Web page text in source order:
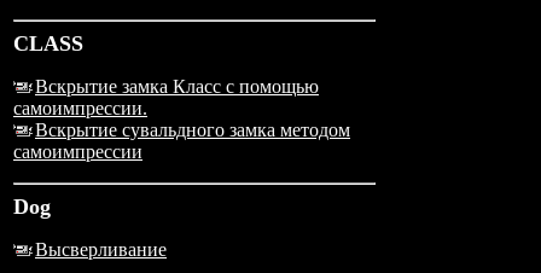
CLASS
Вскрытие замка Класс с помощью
самоимпрессии.
Вскрытие сувальдного замка методом
самоимпрессии
Dog
Высверливание